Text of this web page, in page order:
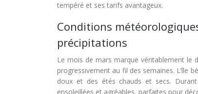
tempéré et ses tarifs avantageux.
Conditions
précipitations
Le mois de mars marque véritablement le
progressivement au fil des semaines. L’île
doux et des étés chauds et secs.
ensoleillées et agréables, parfaites pour